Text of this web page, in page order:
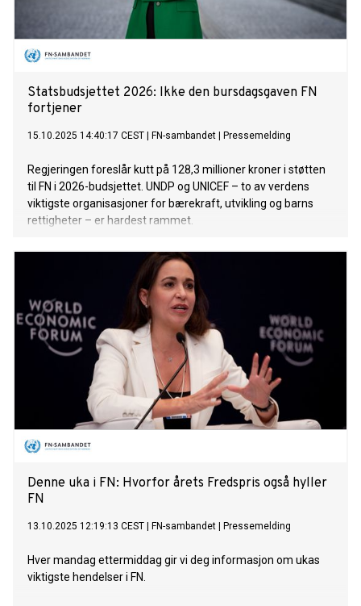
Statsbudsjettet 2026: Ikke den bursdagsgaven FN
fortjener
15.10.2025 14:40:17 CEST FN-sambandet Pressemelding
Regjeringen foreslår kutt på 128,3 millioner kroner i støtten
til FN i 2026-budsjettet. UNDP og UNICEF – to av verdens
viktigste organisasjoner for bærekraft, utvikling og barns
rettigheter – er hardest rammet.
Denne uka i FN: Hvorfor årets Fredspris også hyller
FN
13.10.2025 12:19:13 CEST FN-sambandet Pressemelding
Hver mandag ettermiddag gir vi deg informasjon om ukas
viktigste hendelser i FN.